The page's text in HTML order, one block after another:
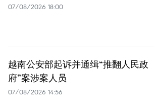
07/08/2026 18:00
越南公安部起诉并通缉“推翻人民政
府”案涉案人员
07/08/2026 14:56